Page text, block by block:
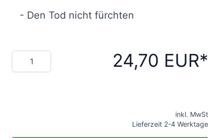
- Den Tod nicht fürchten
Menge 24,70 EUR
inkl. MwSt
Lieferzeit 2-4 Werktage